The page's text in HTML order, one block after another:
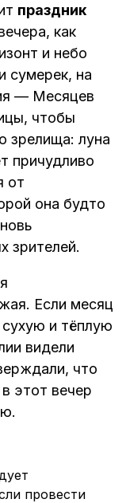
праздник
как
и небо
сумерек, на
— Месяцев
чтобы
зрелища: луна
причудливо
от
она будто
зрителей.
Если месяц
сухую и тёплую
видели
что
этот вечер
провести